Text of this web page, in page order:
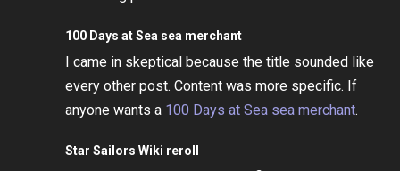
100 Days at Sea sea merchant
I came in skeptical because the title sounded like
every other post. Content was more specific. If
anyone wants a 100 Days at Sea sea merchant.
Star Sailors Wiki reroll